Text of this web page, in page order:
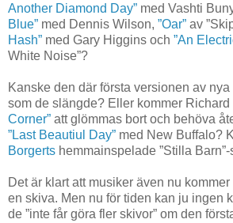
Another Diamond Day” med Vashti
Blue” med Dennis Wilson, ”Oar” av
Hash” med Gary Higgins och ”An
White Noise”?
Kanske den där första versionen av nya
som de slängde? Eller kommer
Corner” att glömmas bort och behöva
”Last Beautiul Day” med New Buffalo?
Borgerts hemmainspelade ”Stilla
Det är klart att musiker även nu
en skiva. Men nu för tiden kan ju ingen
de ”inte får göra fler skivor” om den